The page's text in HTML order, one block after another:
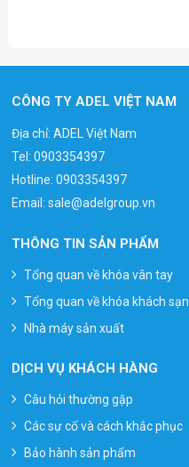
CÔNG TY ADEL VIỆT NAM
Địa chỉ: ADEL Việt Nam
Tel:0903354397
Hotline:0903354397
Email:sale@adelgroup.vn
THÔNG TIN SẢN PHẨM
Tổng quan về khóa vân tay
Tổng quan về khóa khách sạn
Nhà máy sản xuất
DỊCH VỤ KHÁCH HÀNG
Câu hỏi thường gặp
Các sự cố và cách khắc phục
Bảo hành sản phẩm